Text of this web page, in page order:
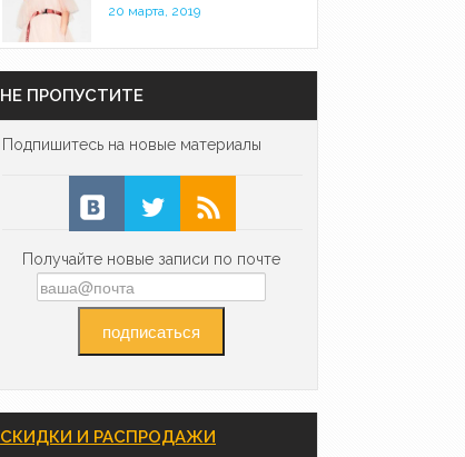
20 марта, 2019
НЕ ПРОПУСТИТЕ
Подпишитесь на новые материалы
Получайте новые записи по почте
СКИДКИ И РАСПРОДАЖИ